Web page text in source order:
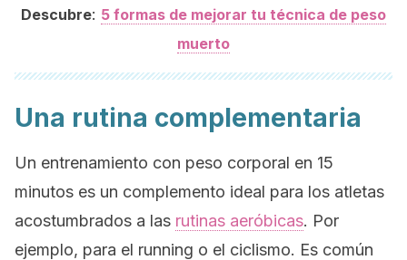
Descubre: 5 formas de mejorar tu técnica de peso
muerto
Una rutina complementaria
Un entrenamiento con peso corporal en 15
minutos es un complemento ideal para los atletas
acostumbrados a las rutinas aeróbicas. Por
ejemplo, para el running o el ciclismo. Es común